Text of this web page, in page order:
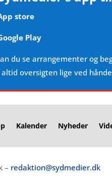
store
Play
du se arrangementer og
altid oversigten lige ved
Kalender Nyheder
– redaktion@sydmedier.dk